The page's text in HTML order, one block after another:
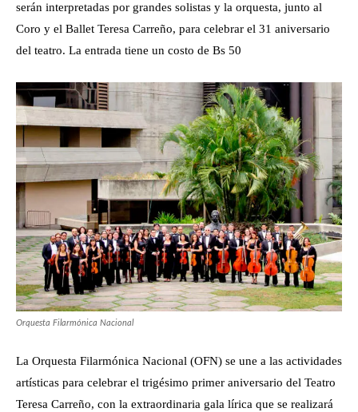
serán interpretadas por grandes solistas y la orquesta, junto al
Coro y el Ballet Teresa Carreño, para celebrar el 31 aniversario
del teatro. La entrada tiene un costo de Bs 50
Orquesta Filarmónica Nacional
La Orquesta Filarmónica Nacional (OFN) se une a las actividades
artísticas para celebrar el trigésimo primer aniversario del Teatro
Teresa Carreño, con la extraordinaria gala lírica que se realizará